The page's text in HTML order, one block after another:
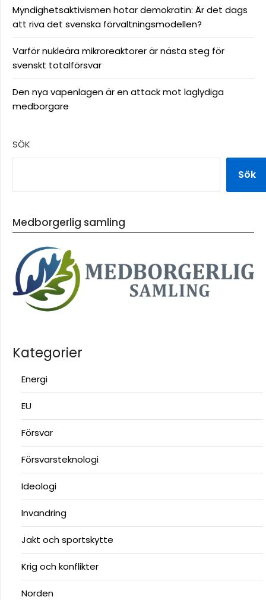
Myndighetsaktivismen hotar demokratin: Är det dags
att riva det svenska förvaltningsmodellen?
Varför nukleära mikroreaktorer är nästa steg för
svenskt totalförsvar
Den nya vapenlagen är en attack mot laglydiga
medborgare
SÖK
Sök
Medborgerlig samling
Kategorier
Energi
EU
Försvar
Försvarsteknologi
Ideologi
Invandring
Jakt och sportskytte
Krig och konflikter
Norden